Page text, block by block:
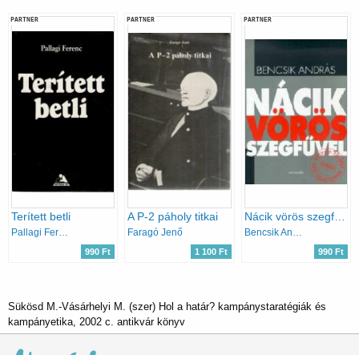
PARTNER
Terített betli
990 Ft
PARTNER
A P-2 páholy titkai
Faragó Jenő
1 100 Ft
PARTNER
Nácik vörös szegfűvel
990 Ft
Sükösd M.-Vásárhelyi M. (szer) Hol a határ? kampánystaratégiák és
kampányetika, 2002 c. antikvár könyv